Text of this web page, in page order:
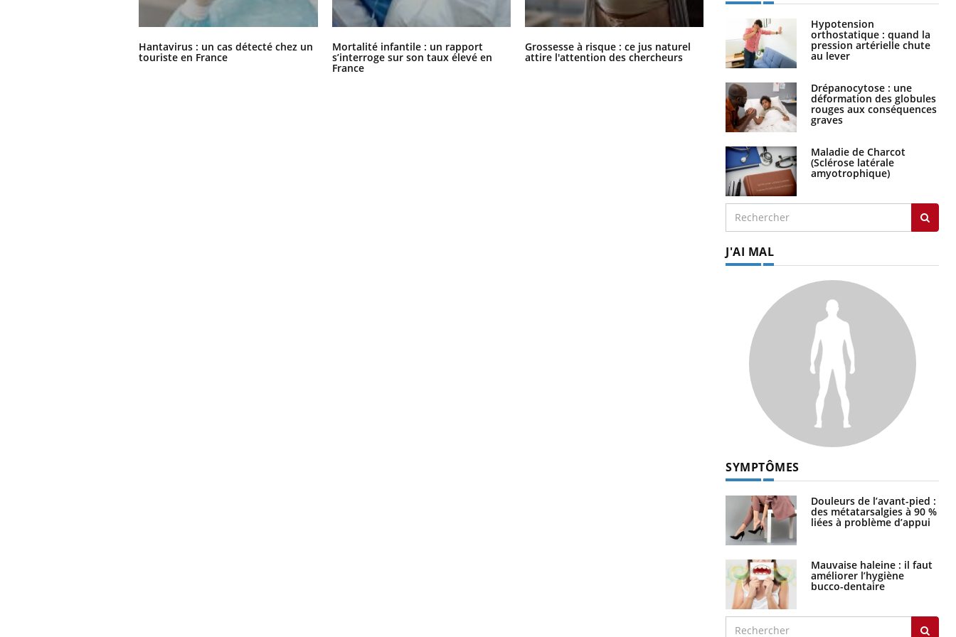
Hantavirus : un cas détecté chez un
touriste en France
Mortalité infantile : un rapport
s’interroge sur son taux élevé en
France
Grossesse à risque : ce jus naturel
attire l'attention des chercheurs
Comment oublier les écrans en
vacances ?
Hypotension
orthostatique : quand la
pression artérielle chute
au lever
Drépanocytose : une
déformation des globules
rouges aux conséquences
graves
Maladie de Charcot
(Sclérose latérale
amyotrophique)
J'AI MAL
SYMPTÔMES
Douleurs de l’avant-pied :
des métatarsalgies à 90 %
liées à problème d’appui
Mauvaise haleine : il faut
améliorer l’hygiène
bucco-dentaire